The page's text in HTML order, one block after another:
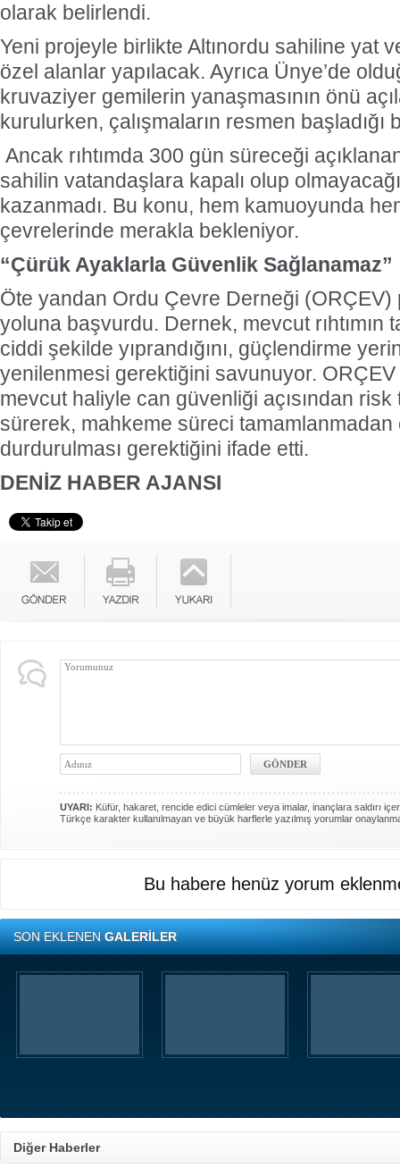
olarak belirlendi.
Yeni projeyle birlikte Altınordu sahiline yat
özel alanlar yapılacak. Ayrıca Ünye’de
kruvaziyer gemilerin yanaşmasının önü
kurulurken, çalışmaların resmen başladığı
Ancak rıhtımda 300 gün süreceği
sahilin vatandaşlara kapalı olup
kazanmadı. Bu konu, hem kamuoyunda
çevrelerinde merakla bekleniyor.
“Çürük Ayaklarla Güvenlik Sağlanamaz”
Öte yandan Ordu Çevre Derneği (ORÇEV)
yoluna başvurdu. Dernek, mevcut rıhtımın
ciddi şekilde yıprandığını, güçlendirme
yenilenmesi gerektiğini savunuyor.
mevcut haliyle can güvenliği açısından risk
sürerek, mahkeme süreci tamamlanmadan
durdurulması gerektiğini ifade etti.
DENİZ HABER AJANSI
UYARI: Küfür, hakaret, rencide edici cümleler veya imalar, inançlara saldırı
Türkçe karakter kullanılmayan ve büyük harflerle yazılmış yorumlar
Bu habere henüz yorum
SON EKLENENGALERİLER
Diğer Haberler